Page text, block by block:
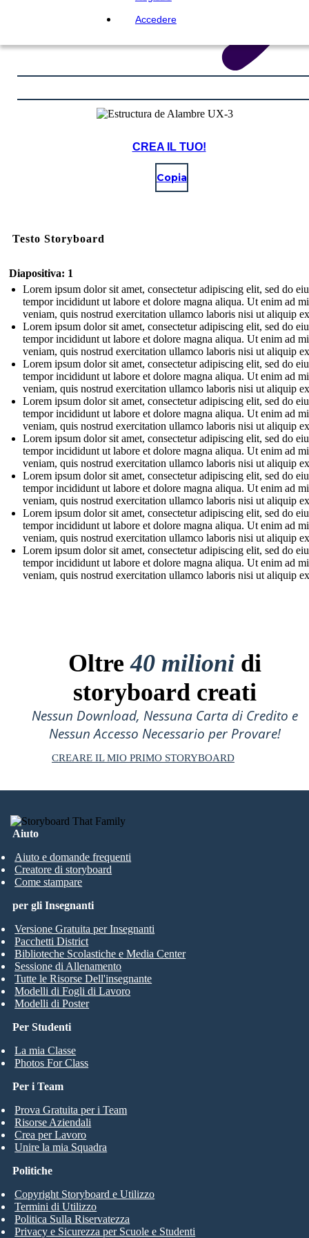
Accedere
CREA IL TUO!
Copia
Testo Storyboard
Diapositiva: 1
Lorem ipsum dolor sit amet, consectetur adipiscing elit, sed do
tempor incididunt ut labore et dolore magna aliqua. Ut enim ad
veniam, quis nostrud exercitation ullamco laboris nisi ut aliquip ex
Lorem ipsum dolor sit amet, consectetur adipiscing elit, sed do
tempor incididunt ut labore et dolore magna aliqua. Ut enim ad
veniam, quis nostrud exercitation ullamco laboris nisi ut aliquip ex
Lorem ipsum dolor sit amet, consectetur adipiscing elit, sed do
tempor incididunt ut labore et dolore magna aliqua. Ut enim ad
veniam, quis nostrud exercitation ullamco laboris nisi ut aliquip ex
Lorem ipsum dolor sit amet, consectetur adipiscing elit, sed do
tempor incididunt ut labore et dolore magna aliqua. Ut enim ad
veniam, quis nostrud exercitation ullamco laboris nisi ut aliquip ex
Lorem ipsum dolor sit amet, consectetur adipiscing elit, sed do
tempor incididunt ut labore et dolore magna aliqua. Ut enim ad
veniam, quis nostrud exercitation ullamco laboris nisi ut aliquip ex
Lorem ipsum dolor sit amet, consectetur adipiscing elit, sed do
tempor incididunt ut labore et dolore magna aliqua. Ut enim ad
veniam, quis nostrud exercitation ullamco laboris nisi ut aliquip ex
Lorem ipsum dolor sit amet, consectetur adipiscing elit, sed do
tempor incididunt ut labore et dolore magna aliqua. Ut enim ad
veniam, quis nostrud exercitation ullamco laboris nisi ut aliquip ex
Lorem ipsum dolor sit amet, consectetur adipiscing elit, sed do
tempor incididunt ut labore et dolore magna aliqua. Ut enim ad
veniam, quis nostrud exercitation ullamco laboris nisi ut aliquip ex
Oltre40 milioni di
storyboard creati
Nessun Download, Nessuna Carta di Credito e
Nessun Accesso Necessario per Provare!
CREARE IL MIO PRIMO STORYBOARD
Aiuto
Aiuto e domande frequenti
Creatore di storyboard
Come stampare
Per Studenti
La mia Classe
Photos For Class
per gli Insegnanti
Versione Gratuita per Insegnanti
Pacchetti District
Biblioteche Scolastiche e Media Center
Sessione di Allenamento
Tutte le Risorse Dell'insegnante
Modelli di Fogli di Lavoro
Modelli di Poster
Per i Team
Prova Gratuita per i Team
Risorse Aziendali
Crea per Lavoro
Unire la mia Squadra
Politiche
Copyright Storyboard e Utilizzo
Termini di Utilizzo
Politica Sulla Riservatezza
Privacy e Sicurezza per Scuole e Studenti